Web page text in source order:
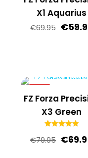
X1 Aquarius
€69.95 €
FZ Forza
X3 Green
5.00
uit 5
€79.95 €